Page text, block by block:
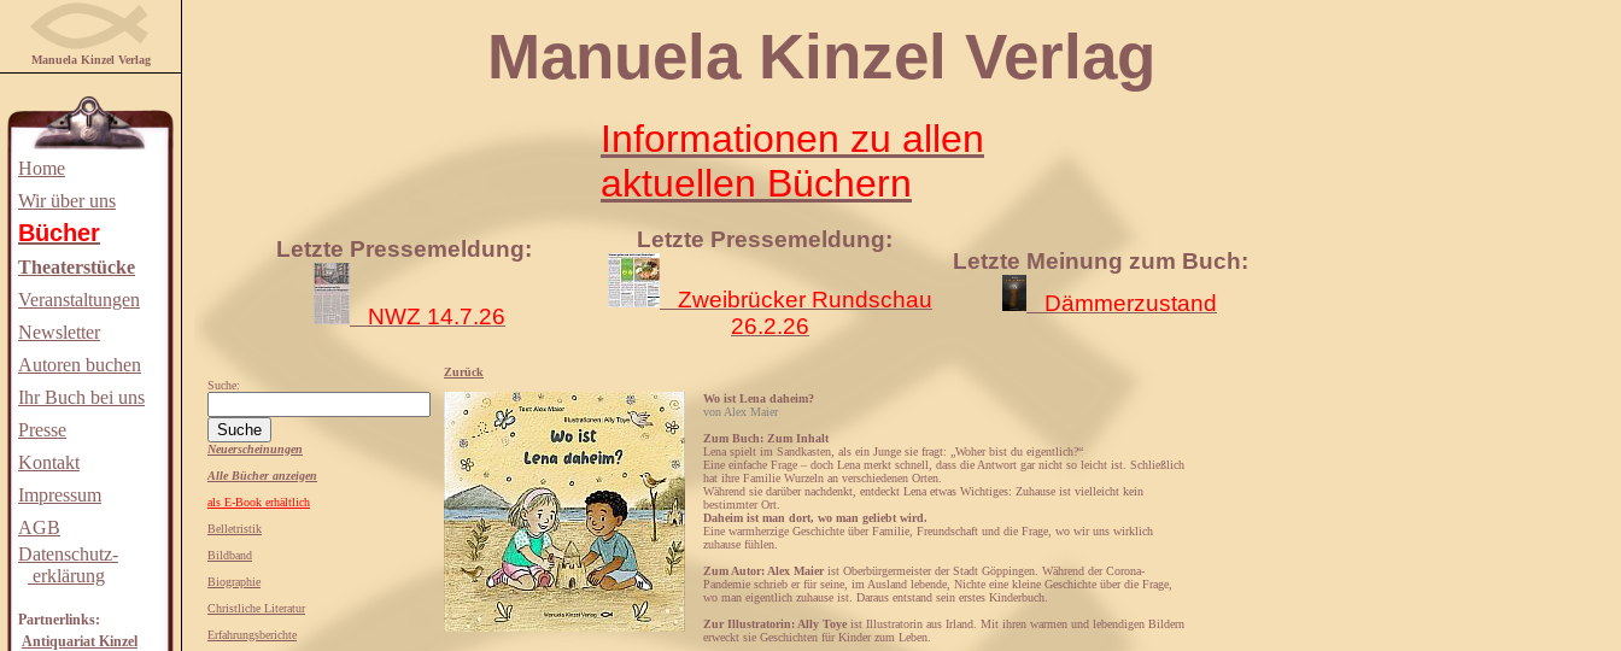
Manuela Kinzel Verlag
Home
Wir über uns
Bücher
Theaterstücke
Veranstaltungen
Newsletter
Autoren buchen
Ihr Buch bei uns
Presse
Kontakt
Impressum
AGB
Datenschutz-
erklärung
Partnerlinks:
Antiquariat Kinzel
Manuela Kinzel Verlag
Informationen zu allen
aktuellen Büchern
Letzte Pressemeldung:
NWZ 14.7.26
Letzte Pressemeldung:
Zweibrücker Rundschau
26.2.26
Letzte Meinung zum Buch:
Dämmerzustand
Suche:
Neuerscheinungen
Alle Bücher anzeigen
als E-Book erhältlich
Belletristik
Bildband
Biographie
Christliche Literatur
Erfahrungsberichte
Zurück
Wo ist Lena daheim?
von Alex Maier
Zum Buch: Zum Inhalt
Lena spielt im Sandkasten, als ein Junge sie fragt: „Woher bist du eigentlich?“
Eine einfache Frage – doch Lena merkt schnell, dass die Antwort gar nicht so leicht ist. Schließlich
hat ihre Familie Wurzeln an verschiedenen Orten.
Während sie darüber nachdenkt, entdeckt Lena etwas Wichtiges: Zuhause ist vielleicht kein
bestimmter Ort.
Daheim ist man dort, wo man geliebt wird.
Eine warmherzige Geschichte über Familie, Freundschaft und die Frage, wo wir uns wirklich
zuhause fühlen.
Zum Autor: Alex Maierist Oberbürgermeister der Stadt Göppingen. Während der Corona-
Pandemie schrieb er für seine, im Ausland lebende, Nichte eine kleine Geschichte über die Frage,
wo man eigentlich zuhause ist. Daraus entstand sein erstes Kinderbuch.
Zur Illustratorin: Ally Toye ist Illustratorin aus Irland. Mit ihren warmen und lebendigen Bildern
erweckt sie Geschichten für Kinder zum Leben.